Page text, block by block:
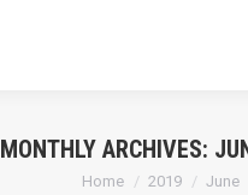
MONTHLY ARCHIVES:
You are here:
Home 2019 June